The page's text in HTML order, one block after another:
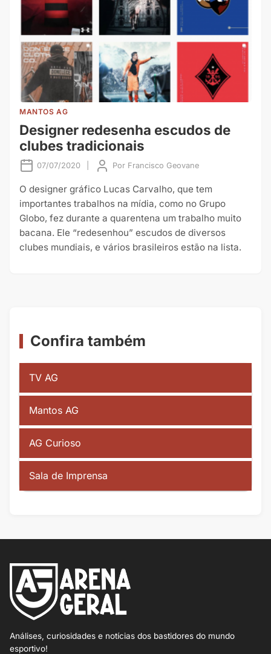
MANTOS AG
Designer redesenha escudos de
clubes tradicionais
07/07/2020 Por Francisco Geovane
O designer gráfico Lucas Carvalho, que tem
importantes trabalhos na mídia, como no Grupo
Globo, fez durante a quarentena um trabalho muito
bacana. Ele “redesenhou” escudos de diversos
clubes mundiais, e vários brasileiros estão na lista.
Confira também
TV AG
Mantos AG
AG Curioso
Sala de Imprensa
Análises, curiosidades e notícias dos bastidores do mundo
esportivo!